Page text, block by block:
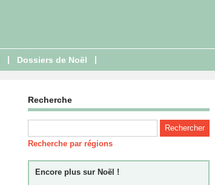
| Dossiers de Noël |
Recherche
Recherche par régions
Encore plus sur Noël !